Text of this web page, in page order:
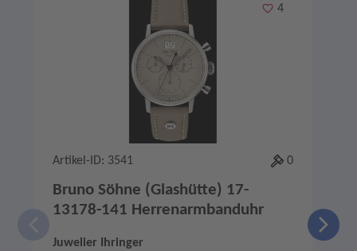
Merken
4
Artikel-ID: 3541 0
Bruno Söhne (Glashütte) 17-
13178-141 Herrenarmbanduhr
Juwelier Ihringer